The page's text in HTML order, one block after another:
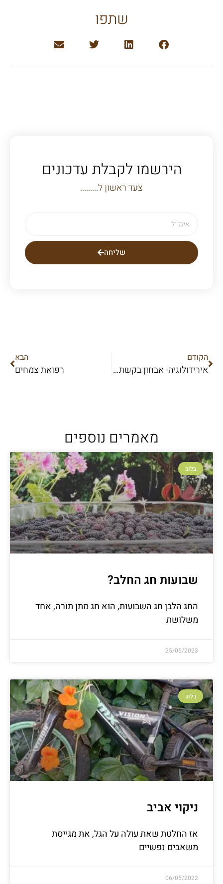
שתפו
הירשמו לקבלת עדכונים
צעד ראשון ל.........
שליחה
הקודם
אירידולוגיה- אבחון בקשתית העין
הבא
רפואת צמחים
מאמרים נוספים
בלוג
שבועות חג החלב?
החג הלבן חג השבועות, הוא חג מתן תורה, אחד
משלושת
25/05/2023
בלוג
ניקוי אביב
אז החלטת שאת עולה על הגל, את מגייסת
משאבים נפשיים
06/05/2022